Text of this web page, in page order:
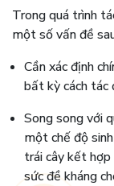
Trong quá trình
một số vấn đề
Cần xác định
bất kỳ cách tác
Song song với
một chế độ
trái cây kết hợp
sức đề kháng